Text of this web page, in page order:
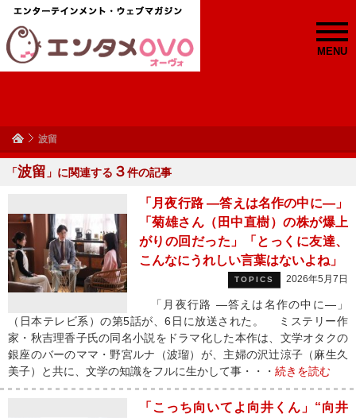
MENU
波留
「波留 」に関連する ３件の記事
「月夜行路 ―答えは名作の中に―」
「菊雄さん（田中直樹）の株が爆上
がりの回だった」「とっくに友達、
こんなにうれしい言葉はないよね」
TOPICS 2026年5月7日
「月夜行路 ―答えは名作の中に―」
（日本テレビ系）の第5話が、6日に放送された。 ミステリー作
家・秋吉理香子氏の同名小説をドラマ化した本作は、文学オタクの
銀座のバーのママ・野宮ルナ（波瑠）が、主婦の沢辻涼子（麻生久
美子）と共に、文学の知識をフルに生かして事・・・ 続きを読む
「こっち向いてよ向井くん」“向井